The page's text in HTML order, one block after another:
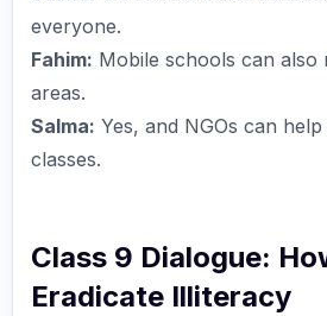
everyone.
Fahim: Mobile schools can also
areas.
Salma: Yes, and NGOs can
classes.
Class 9 Dialogue:
Eradicate Illiteracy